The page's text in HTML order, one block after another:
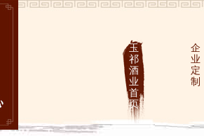
玉
祁
酒
业
首
页
企
业
定
制